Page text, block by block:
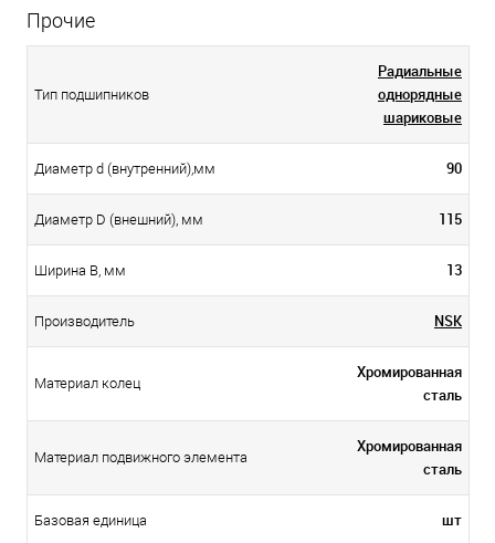
Прочие
Тип подшипников
Радиальные
однорядные
шариковые
Диаметр d (внутренний),мм 90
Диаметр D (внешний), мм 115
Ширина B, мм 13
Производитель NSK
Материал колец
Хромированная
сталь
Материал подвижного элемента
Хромированная
сталь
Базовая единица шт